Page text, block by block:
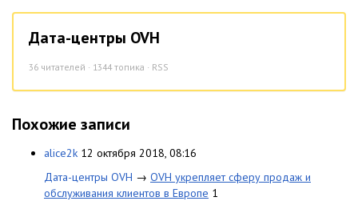
Дата-центры OVH
36 читателей · 1344 топика · RSS
Похожие записи
alice2k 12 октября 2018, 08:16
Дата-центры OVH → OVH укрепляет сферу продаж и
обслуживания клиентов в Европе 1